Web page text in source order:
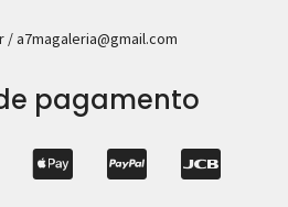
a7magaleria@gmail.com
pagamento